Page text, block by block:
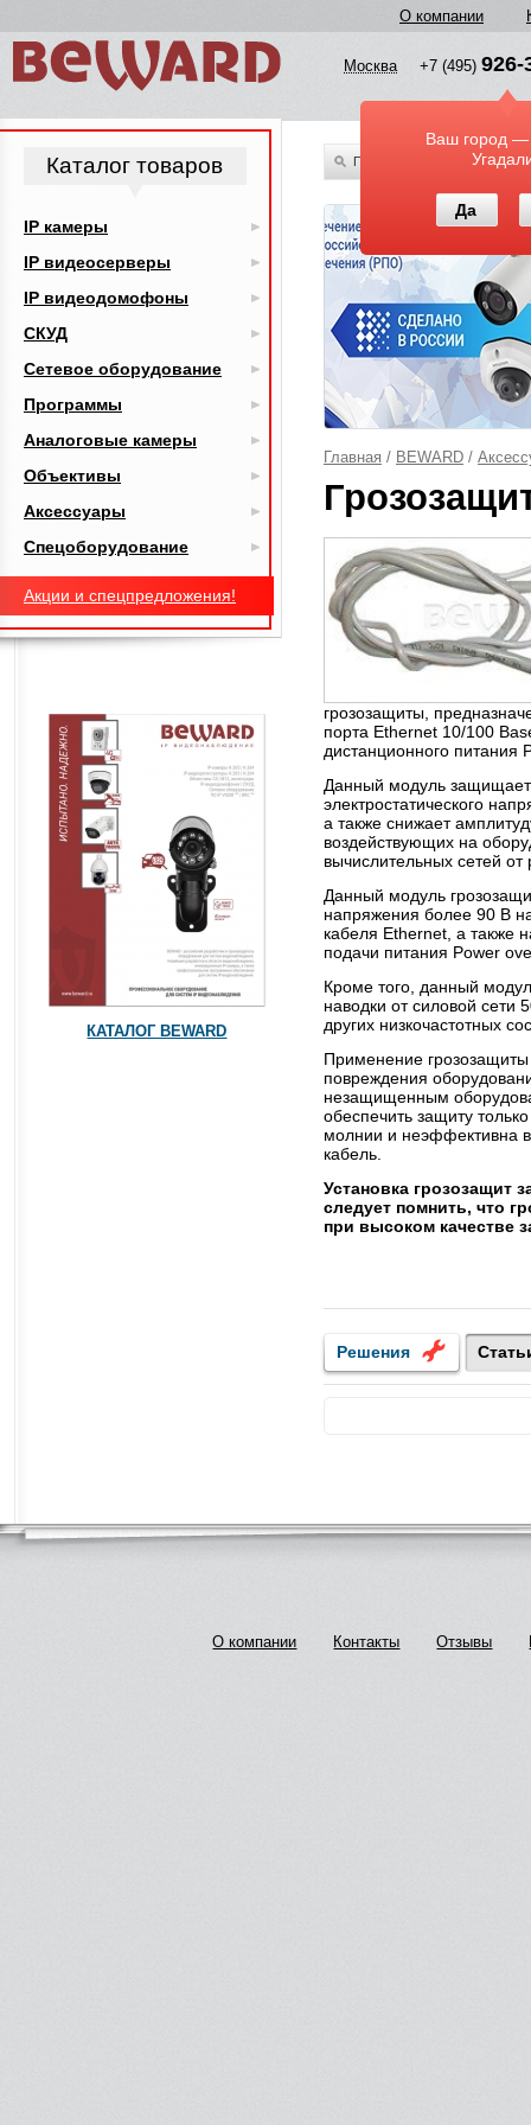
О компании
Москва +7 (495) 926-
Ваш город —
Да
По всему каталогу
Главная / BEWARD /
грозозащиты,
порта Ethernet 10/100
дистанционного питания
Данный модуль защищает
электростатического
а также снижает
воздействующих на
вычислительных сетей от
Данный модуль
напряжения более 90 В
кабеля Ethernet, а также
подачи питания Power
Кроме того, данный
наводки от силовой сети
других низкочастотных
Применение
повреждения
незащищенным
обеспечить защиту
молнии и неэффективна
кабель.
Установка грозозащит
следует помнить, что
при высоком качестве
Решения
Каталог товаров
IP камеры
IP видеосерверы
IP видеодомофоны
СКУД
Сетевое оборудование
Программы
Аналоговые камеры
Объективы
Аксессуары
Спецоборудование
Акции и спецпредложения!
КАТАЛОГ BEWARD
О компании Контакты Отзывы